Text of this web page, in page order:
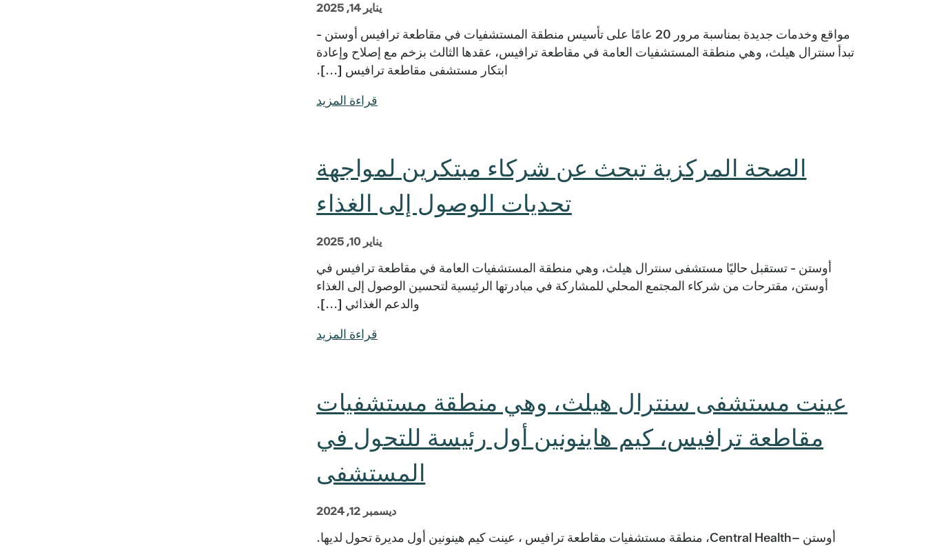
يناير 14, 2025
مواقع وخدمات جديدة بمناسبة مرور 20 عامًا على تأسيس منطقة المستشفيات في مقاطعة ترافيس أوستن -
تبدأ سنترال هيلث، وهي منطقة المستشفيات العامة في مقاطعة ترافيس، عقدها الثالث بزخم مع إصلاح وإعادة
ابتكار مستشفى مقاطعة ترافيس [...].
قراءة المزيد
الصحة المركزية تبحث عن شركاء مبتكرين لمواجهة
تحديات الوصول إلى الغذاء
يناير 10, 2025
أوستن - تستقبل حاليًا مستشفى سنترال هيلث، وهي منطقة المستشفيات العامة في مقاطعة ترافيس في
أوستن، مقترحات من شركاء المجتمع المحلي للمشاركة في مبادرتها الرئيسية لتحسين الوصول إلى الغذاء
والدعم الغذائي [...].
قراءة المزيد
عينت مستشفى سنترال هيلث، وهي منطقة مستشفيات
مقاطعة ترافيس، كيم هاينونين أول رئيسة للتحول في
المستشفى
ديسمبر 12, 2024
أوستن –Central Health، منطقة مستشفيات مقاطعة ترافيس ، عينت كيم هينونين أول مديرة تحول لديها.